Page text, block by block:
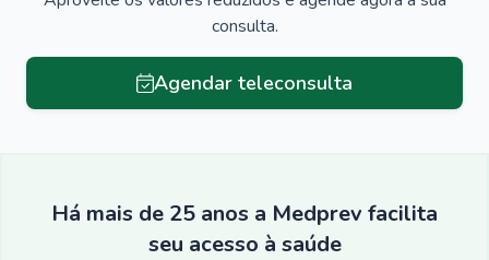
consulta.
Agendar teleconsulta
Há mais de 25 anos a Medprev facilita
seu acesso à saúde